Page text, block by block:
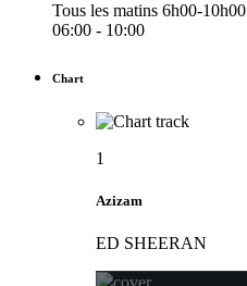
Tous les matins 6h00-10h00
06:00 - 10:00
Chart
1
Azizam
ED SHEERAN